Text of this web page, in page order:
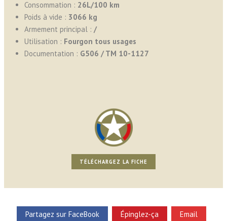
Consommation : 26L/100 km
Poids à vide : 3066 kg
Armement principal : /
Utilisation : Fourgon tous usages
Documentation : G506 / TM 10-1127
TÉLÉCHARGEZ LA FICHE
Partagez sur FaceBook Épinglez-ça Email